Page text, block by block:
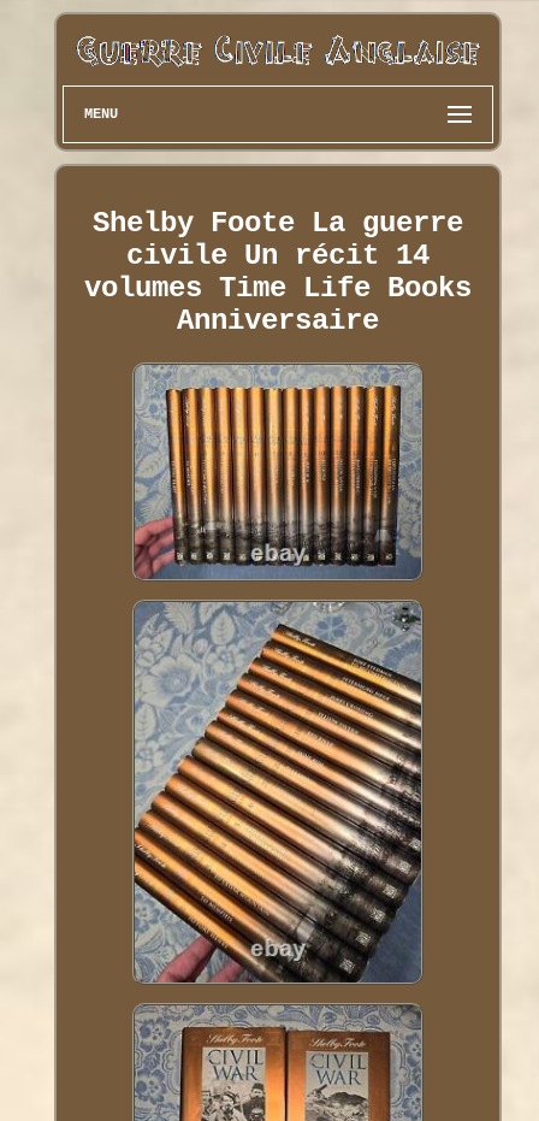
MENU
Shelby Foote La guerre
civile Un récit 14
volumes Time Life Books
Anniversaire